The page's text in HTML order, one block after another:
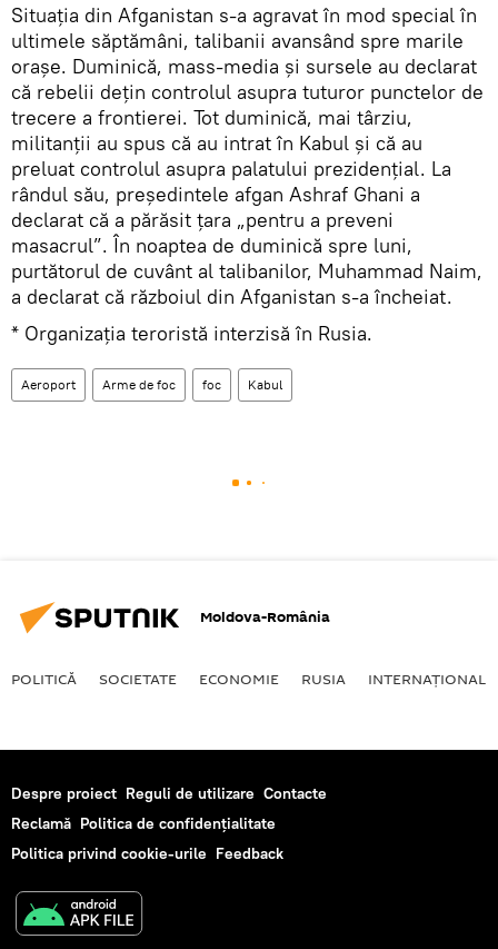
Situația din Afganistan s-a agravat în mod special în
ultimele săptămâni, talibanii avansând spre marile
orașe. Duminică, mass-media și sursele au declarat
că rebelii dețin controlul asupra tuturor punctelor de
trecere a frontierei. Tot duminică, mai târziu,
militanții au spus că au intrat în Kabul și că au
preluat controlul asupra palatului prezidențial. La
rândul său, președintele afgan Ashraf Ghani a
declarat că a părăsit țara „pentru a preveni
masacrul”. În noaptea de duminică spre luni,
purtătorul de cuvânt al talibanilor, Muhammad Naim,
a declarat că războiul din Afganistan s-a încheiat.
* Organizația teroristă interzisă în Rusia.
Aeroport Arme de foc foc Kabul
Moldova-România
POLITICĂ SOCIETATE ECONOMIE RUSIA INTERNAŢIONAL
Despre proiect Reguli de utilizare Contacte
Reclamă Politica de confidențialitate
Politica privind cookie-urile Feedback